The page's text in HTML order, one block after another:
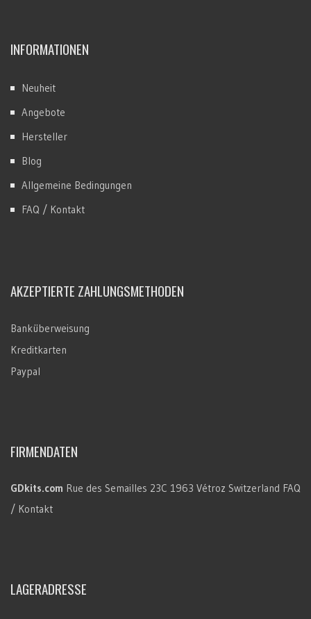
INFORMATIONEN
Neuheit
Angebote
Hersteller
Blog
Allgemeine Bedingungen
FAQ / Kontakt
AKZEPTIERTE ZAHLUNGSMETHODEN
Banküberweisung
Kreditkarten
Paypal
FIRMENDATEN
GDkits.com Rue des Semailles 23C 1963 Vétroz Switzerland FAQ
/ Kontakt
LAGERADRESSE